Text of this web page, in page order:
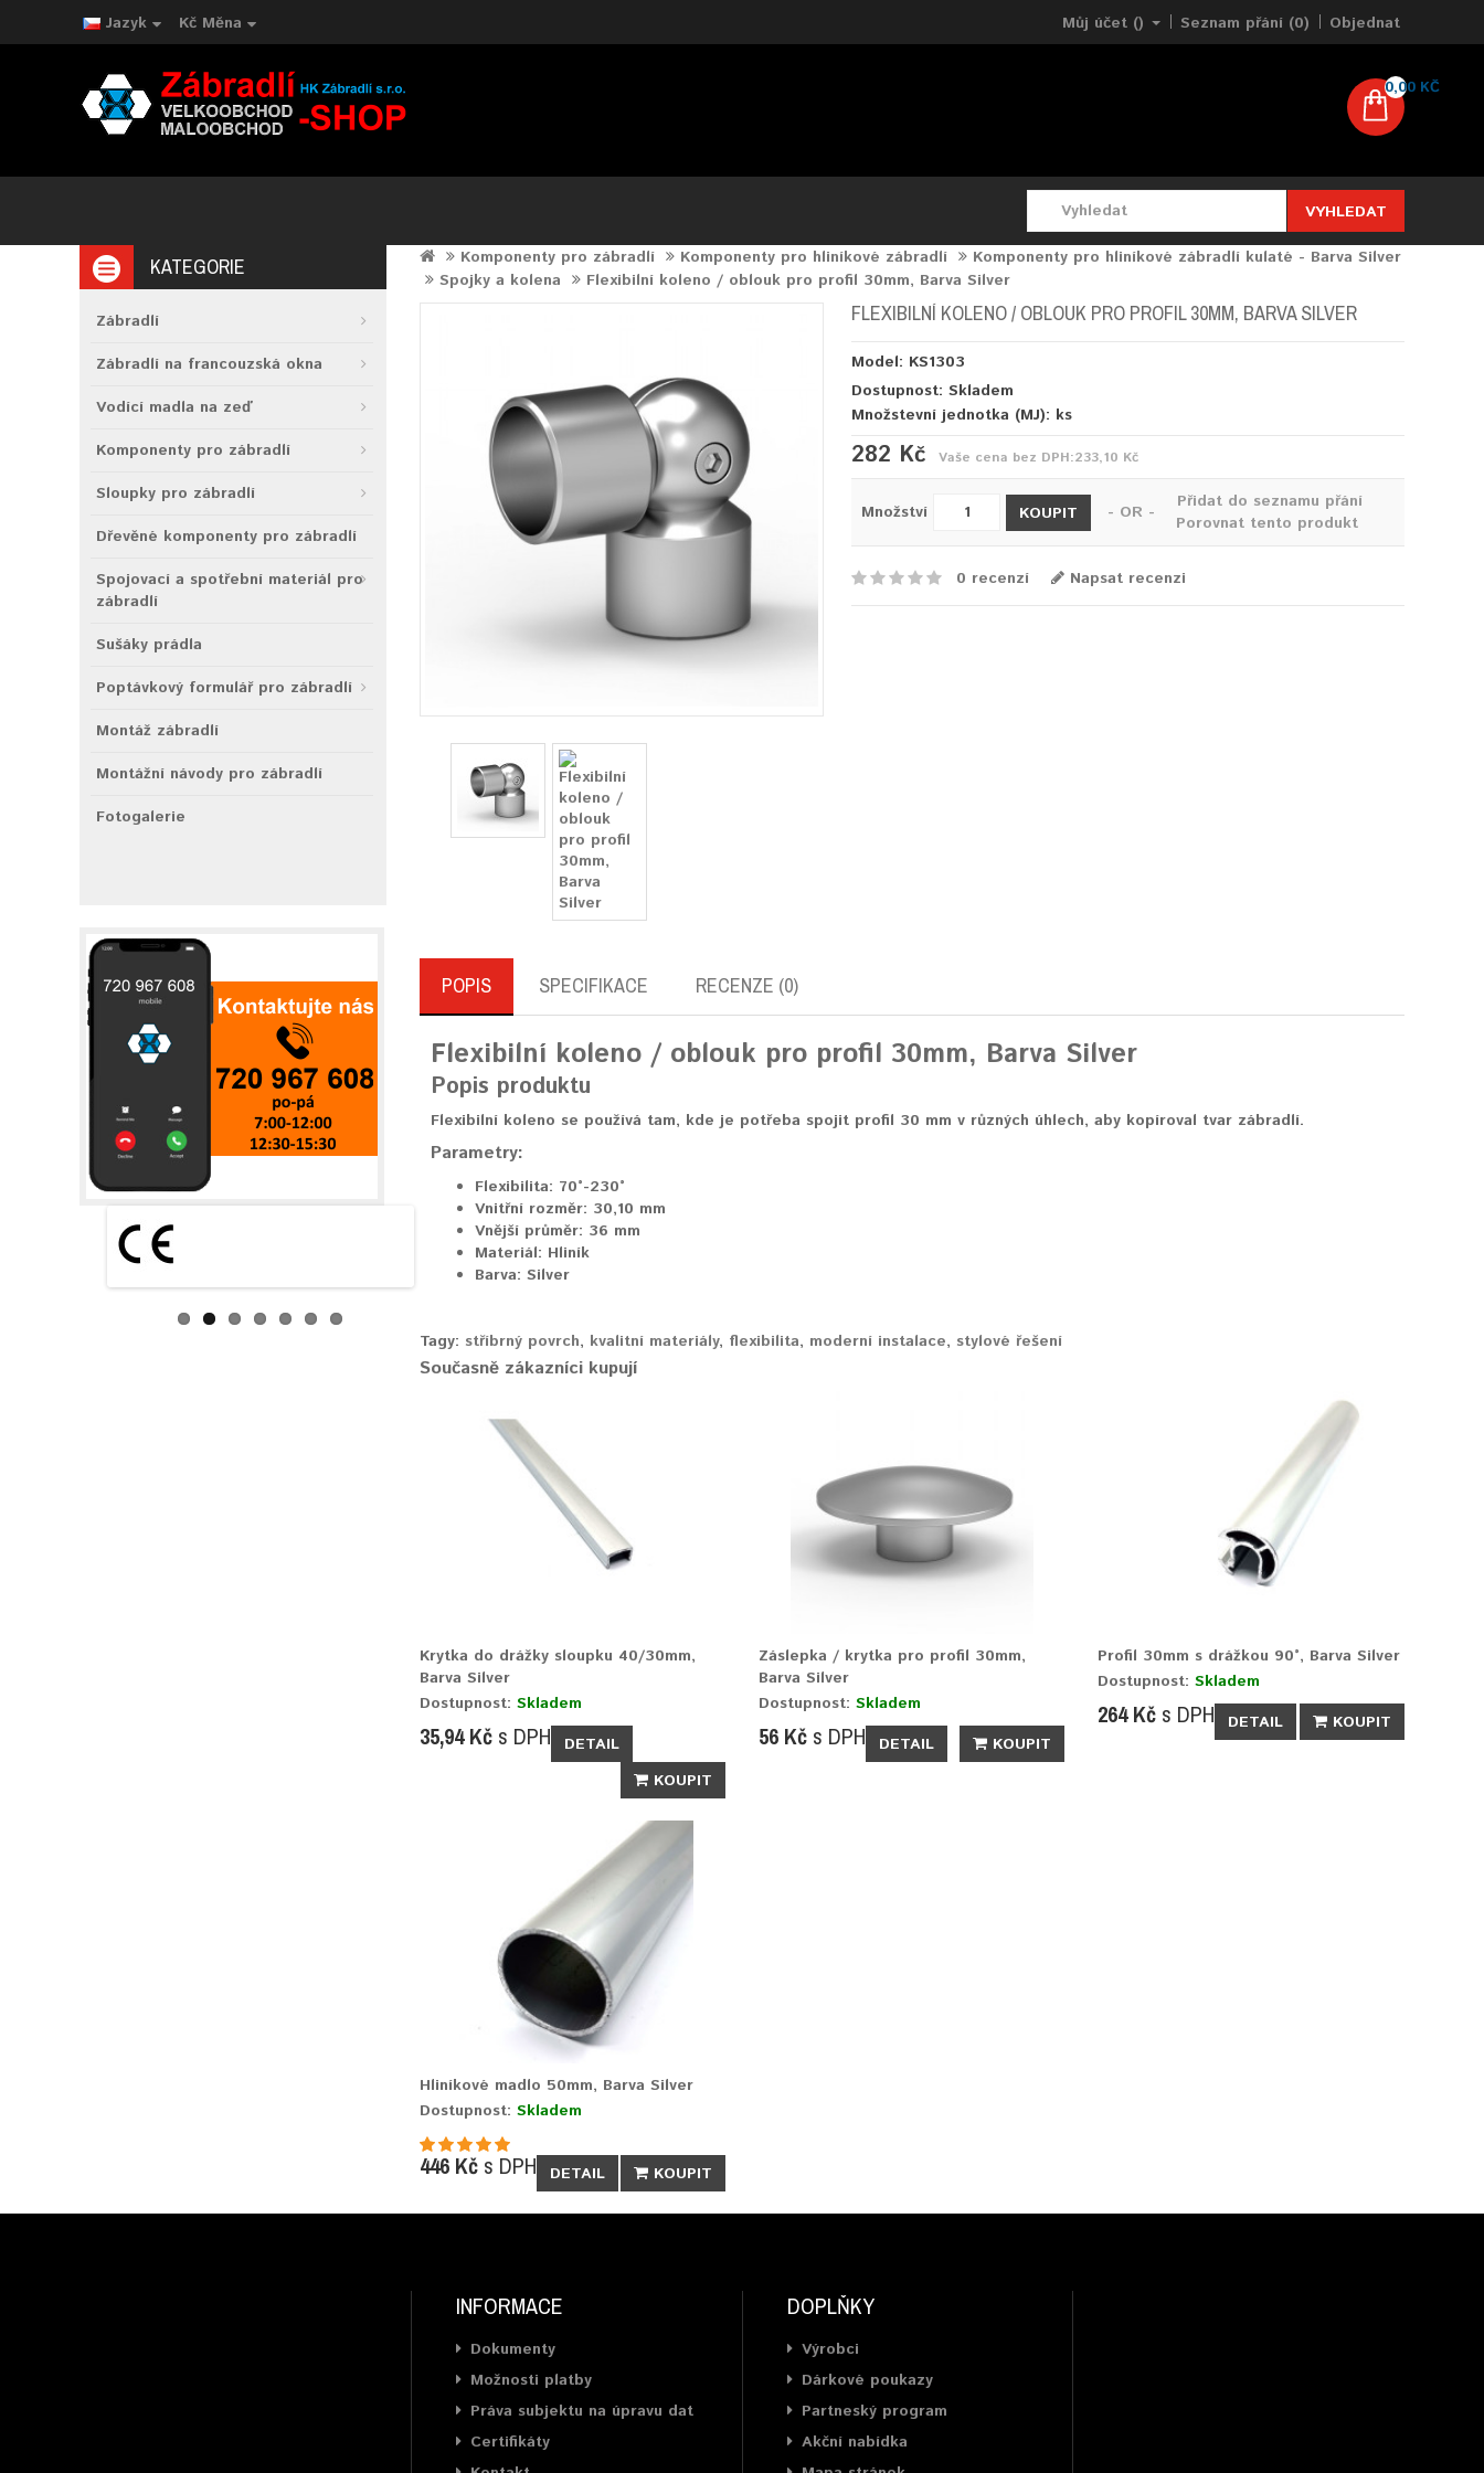
Jazyk Kč Měna Můj účet () Seznam přání (0) Objednat
0,00 KČ
VYHLEDAT
KATEGORIE
Zábradlí
Zábradlí na francouzská okna
Vodící madla na zeď
Komponenty pro zábradlí
Sloupky pro zábradlí
Dřevěné komponenty pro zábradlí
Spojovací a spotřební materiál pro
zábradlí
Sušáky prádla
Poptávkový formulář pro zábradlí
Montáž zábradlí
Montážní návody pro zábradlí
Fotogalerie
Komponenty pro zábradlí Komponenty pro hliníkové zábradlí
Komponenty pro hliníkové zábradlí kulaté - Barva Silver
Spojky a kolena
Flexibilní koleno / oblouk pro profil 30mm, Barva Silver
FLEXIBILNÍ KOLENO / OBLOUK PRO PROFIL 30MM, BARVA SILVER
Model: KS1303
Dostupnost: Skladem
Množstevní jednotka (MJ): ks
282 Kč Vaše cena bez DPH:233,10 Kč
Množství KOUPIT - OR -
Přidat do seznamu přání
Porovnat tento produkt
0 recenzí Napsat recenzi
POPIS SPECIFIKACE RECENZE (0)
Flexibilní koleno / oblouk pro profil 30mm, Barva Silver
Popis produktu
Flexibilní koleno se používá tam, kde je potřeba spojit profil 30 mm v různých úhlech, aby kopíroval tvar zábradlí.
Parametry:
Flexibilita: 70°-230°
Vnitřní rozměr: 30,10 mm
Vnější průměr: 36 mm
Materiál: Hliník
Barva: Silver
Tagy: stříbrný povrch, kvalitní materiály, flexibilita, moderní instalace, stylové řešení
Současně zákazníci kupují
Krytka do drážky sloupku 40/30mm,
Barva Silver
Dostupnost: Skladem
35,94 Kčs DPH
DETAIL
KOUPIT
Záslepka / krytka pro profil 30mm,
Barva Silver
Dostupnost: Skladem
56 Kčs DPH DETAIL KOUPIT
Profil 30mm s drážkou 90°, Barva Silver
Dostupnost:Skladem
264 Kč s DPH DETAIL KOUPIT
Hliníkové madlo 50mm, Barva Silver
Dostupnost: Skladem
446 Kčs DPH DETAIL KOUPIT
INFORMACE
Dokumenty
Možnosti platby
Práva subjektu na úpravu dat
Certifikáty
DOPLŇKY
Výrobci
Dárkové poukazy
Partneský program
Akční nabídka